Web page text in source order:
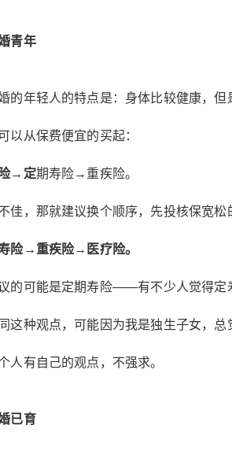
青年
的年轻人的特点是：身体比较健康，
以从保费便宜的买起：
→定期寿险→重疾险。
佳，那就建议换个顺序，先投核保宽松
险→重疾险→医疗险。
的可能是定期寿险——有不少人觉得定
这种观点，可能因为我是独生子女，
人有自己的观点，不强求。
已育